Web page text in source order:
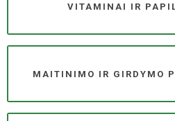
VITAMINAI IR
MAITINIMO IR GIRDYMO